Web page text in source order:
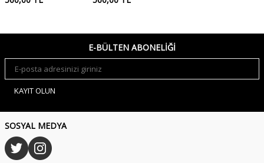
E-BÜLTEN ABONELIĞI
KAYIT OLUN
SOSYAL MEDYA